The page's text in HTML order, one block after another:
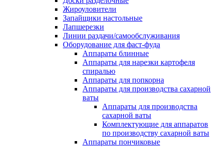
Жироуловители
Запайщики настольные
Лапшерезки
Линии раздачи/самообслуживания
Оборудование для фаст-фуда
Аппараты блинные
Аппараты для нарезки картофеля
спиралью
Аппараты для попкорна
Аппараты для производства сахарной
ваты
Аппараты для производства
сахарной ваты
Комплектующие для аппаратов
по производству сахарной ваты
Аппараты пончиковые